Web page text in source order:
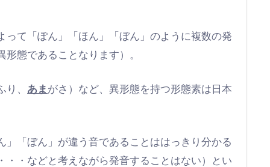
って「ぽん」「ほん」「ぼん」のように複数の発
態であることなります）。
り、 あま がさ）など、異形態を持つ形態素は日本
「ぼん」が違う音であることははっきり分かる
・などと考えながら発音することはない）とい